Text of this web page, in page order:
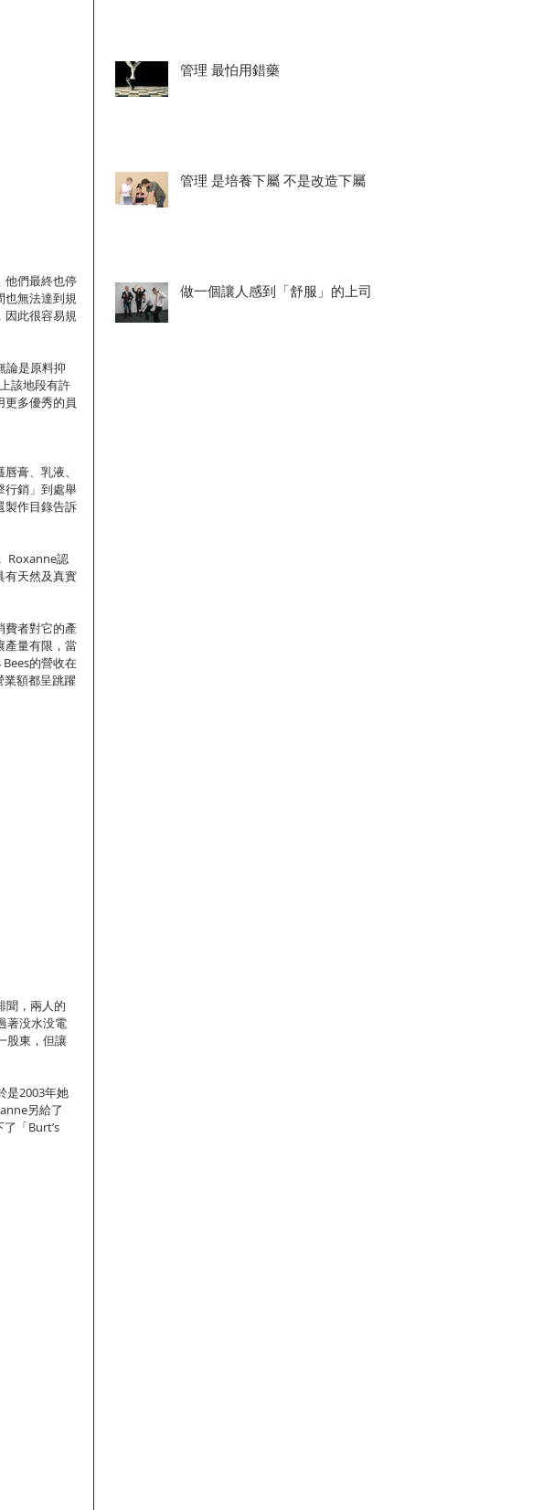
他們最終也停
也無法達到規
此很容易規
論是原料抑
該地段有許
更多優秀的員
膏、乳液、
行銷」到處舉
製作目錄告訴
Roxanne認
有天然及真實
費者對它的產
產量有限，當
的營收在
業額都呈跳躍
聞，兩人的
著没水没電
股東，但讓
是2003年她
另給了
「Burt’s
管理 最怕用錯藥
管理 是培養下屬 不是改造下屬
做一個讓人感到「舒服」的上司